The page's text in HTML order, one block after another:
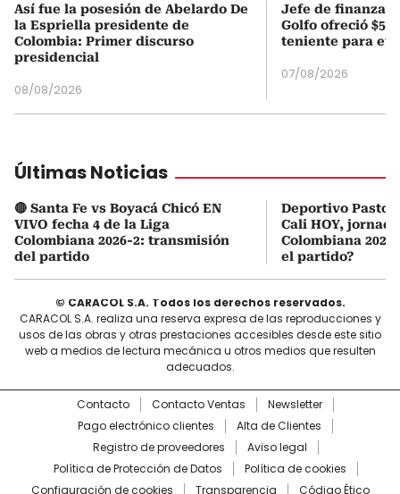
Así fue la posesión de Abelardo De
la Espriella presidente de
Colombia: Primer discurso
presidencial
08/08/2026
Jefe de finanzas
Golfo ofreció
teniente para
07/08/2026
Últimas Noticias
🔴 Santa Fe vs Boyacá Chicó EN
VIVO fecha 4 de la Liga
Colombiana 2026-2: transmisión
del partido
Deportivo Pasto
Cali HOY,
Colombiana
el partido?
© CARACOL S.A. Todos los derechos reservados.
CARACOL S.A. realiza una reserva expresa de las reproducciones y
usos de las obras y otras prestaciones accesibles desde este sitio
web a medios de lectura mecánica u otros medios que resulten
adecuados.
Contacto Contacto Ventas
Newsletter
Pago electrónico clientes
Alta de Clientes
Registro de proveedores
Aviso legal
Política de Protección de Datos
Política de cookies
Configuración de cookies
Transparencia Código Ético